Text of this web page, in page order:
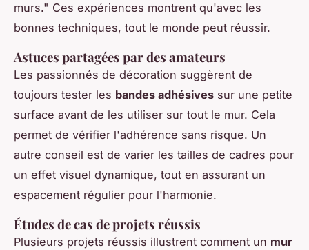
murs." Ces expériences montrent qu'avec les
bonnes techniques, tout le monde peut réussir.
Astuces partagées par des amateurs
Les passionnés de décoration suggèrent de
toujours tester les bandes adhésives sur une petite
surface avant de les utiliser sur tout le mur. Cela
permet de vérifier l'adhérence sans risque. Un
autre conseil est de varier les tailles de cadres pour
un effet visuel dynamique, tout en assurant un
espacement régulier pour l'harmonie.
Études de cas de projets réussis
Plusieurs projets réussis illustrent comment un mur